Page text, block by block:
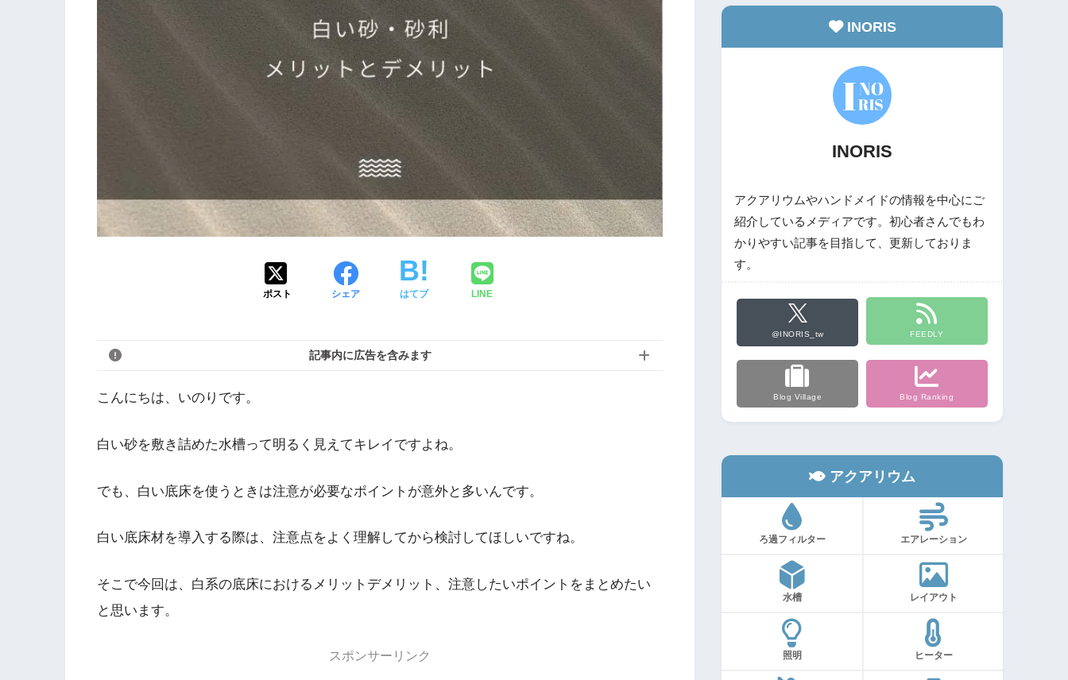
ポスト シェア はてブ LINE
記事内に広告を含みます
こんにちは、いのりです。
白い砂を敷き詰めた水槽って明るく見えてキレイですよね。
でも、 白い底床を使うときは注意が必要なポイントが意外と多いんです。
白い底床材を導入する際は、注意点をよく理解してから検討してほしいですね。
そこで今回は、白系の底床におけるメリットデメリット、注意したいポイントをまとめたい
と思います。
スポンサーリンク
INORIS
INORIS
アクアリウムやハンドメイドの情報を中心にご
紹介しているメディアです。初心者さんでもわ
かりやすい記事を目指して、更新しておりま
す。
@INORIS_tw FEEDLY
Blog Village Blog Ranking
アクアリウム
ろ過フィルター エアレーション
水槽 レイアウト
照明 ヒーター